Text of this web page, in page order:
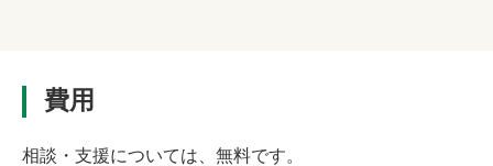
費用
相談・支援については、無料です。